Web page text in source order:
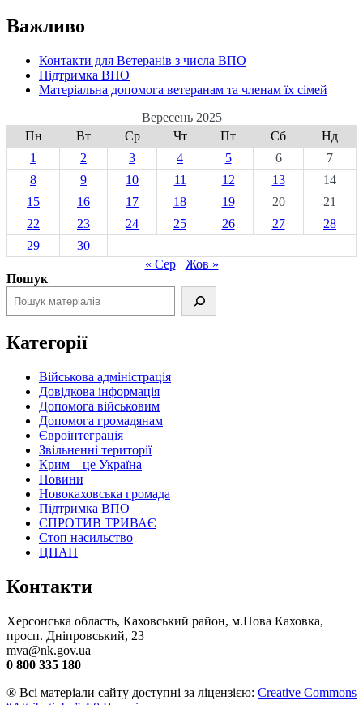
Важливо
Контакти для Ветеранів з числа ВПО
Підтримка ВПО
Матеріальна допомога ветеранам та членам їх сімей
Вересень 2025
Пн
Вт Ср Чт Пт Сб
Нд
1
2 3 4 5 6
7
8
9 10 11 12 13
14
15
16 17 18 19 20
21
22
23 24 25 26 27
28
29
30
« Сер
Жов »
Пошук
Категорії
Військова адміністрація
Довідкова інформація
Допомога військовим
Допомога громадянам
Євроінтеграція
Звільненні території
Крим – це Україна
Новини
Новокаховська громада
Підтримка ВПО
СПРОТИВ ТРИВАЄ
Стоп насильство
ЦНАП
Контакти
Херсонська область, Каховський район, м.Нова Каховка,
просп. Дніпровський, 23
mva@nk.gov.ua
0 800 335 180
® Всі матеріали сайту доступні за ліцензією: Creative Commons